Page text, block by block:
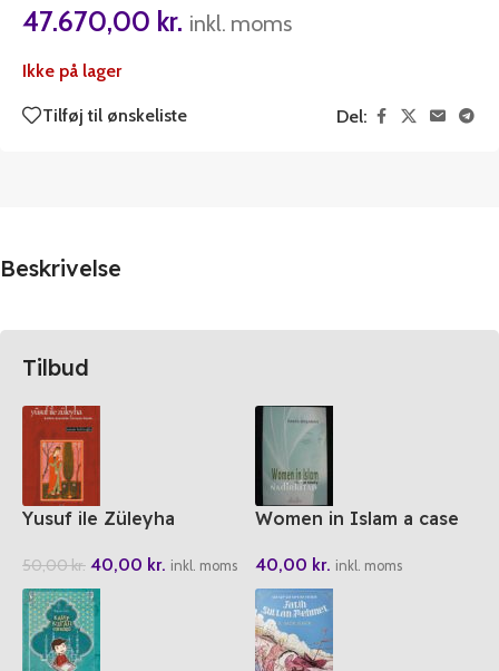
47.670,00 kr. inkl. moms
Ikke på lager
Tilføj til ønskeliste Del:
Beskrivelse
Tilbud
Yusuf ile Züleyha
50,00kr. 40,00 kr. inkl. moms
Women in Islam a case
40,00 kr. inkl. moms